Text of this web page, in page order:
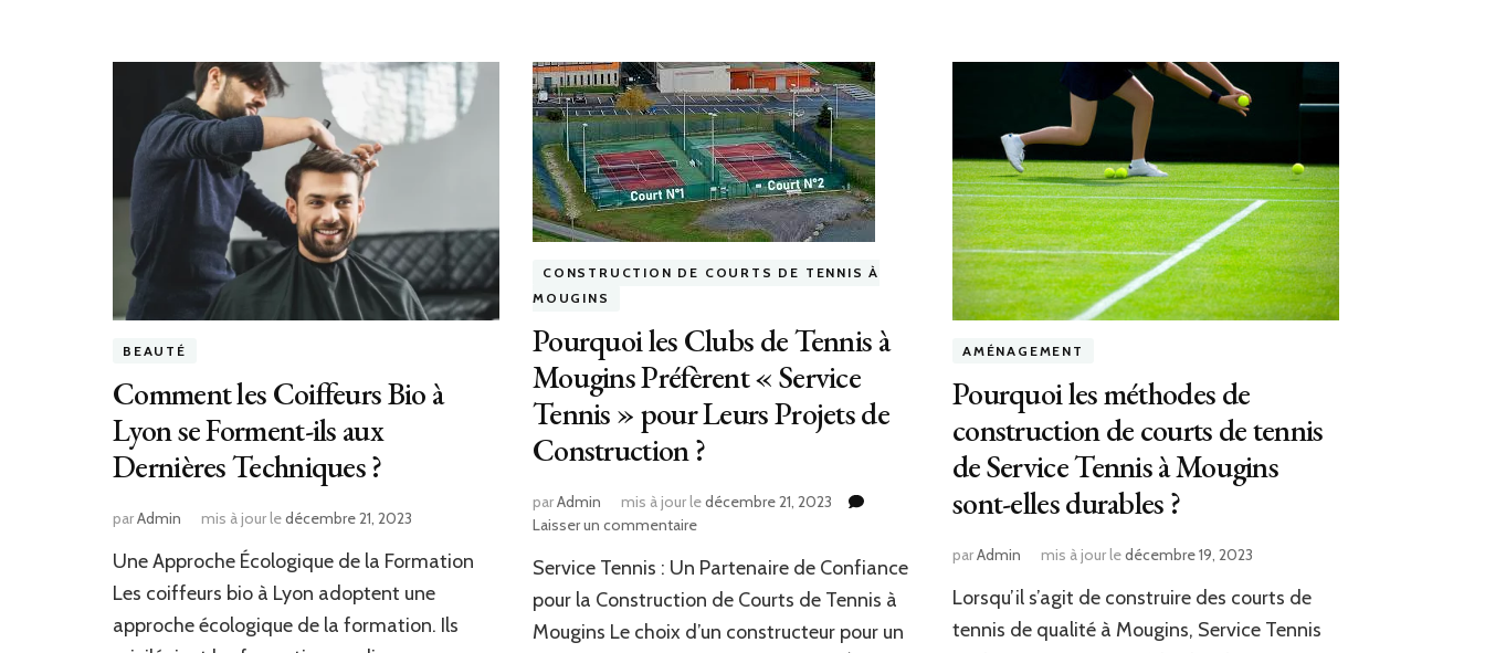
BEAUTÉ
Comment les Coiffeurs Bio à
Lyon se Forment-ils aux
Dernières Techniques ?
parAdmin mis à jour ledécembre 21, 2023
Une Approche Écologique de la Formation
Les coiffeurs bio à Lyon adoptent une
approche écologique de la formation. Ils
CONSTRUCTION DE COURTS DE TENNIS À
MOUGINS
Pourquoi les Clubs de Tennis à
Mougins Préfèrent « Service
Tennis » pour Leurs Projets de
Construction ?
parAdmin mis à jour ledécembre 21, 2023
Laisser un commentairesur
les
Clubs
Tennis
Service Tennis : Un Partenaire de Confiance
pour la Construction de Courts de Tennis à
Mougins Le choix d’un constructeur pour un
AMÉNAGEMENT
Pourquoi les méthodes de
construction de courts de tennis
de Service Tennis à Mougins
sont-elles durables ?
parAdmin mis à jour ledécembre 19, 2023
Lorsqu’il s’agit de construire des courts de
tennis de qualité à Mougins, Service Tennis